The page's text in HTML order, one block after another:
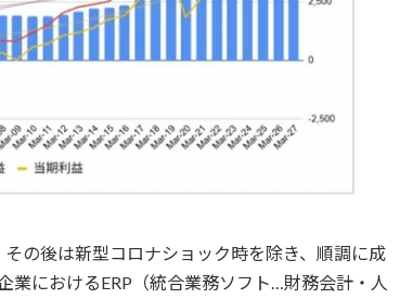
の後は新型コロナショック時を除き、順調に成
業におけるERP（統合業務ソフト…財務会計・人